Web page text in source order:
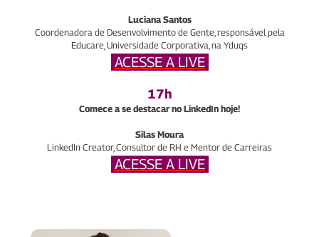
Luciana Santos
Coordenadora de Desenvolvimento de Gente, responsável pela
Educare, Universidade Corporativa, na Yduqs
ACESSE A LIVE
17h
Comece a se destacar no LinkedIn hoje!
Silas Moura
LinkedIn Creator, Consultor de RH e Mentor de Carreiras
ACESSE A LIVE